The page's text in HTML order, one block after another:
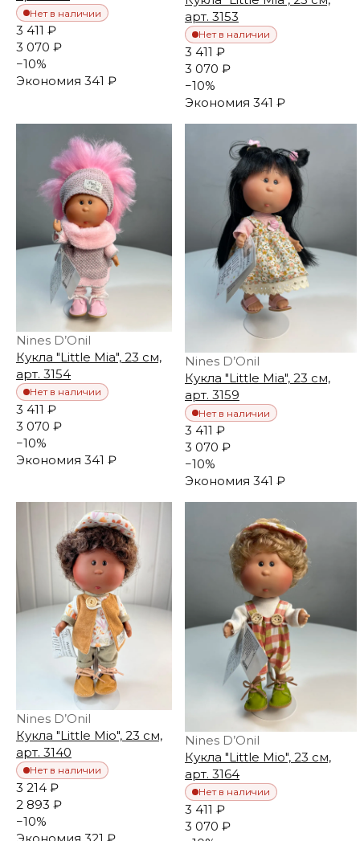
Нет в наличии
3 411 ₽
3 070 ₽
−10%
Экономия 341 ₽
арт. 3153
Нет в наличии
3 411 ₽
3 070 ₽
−10%
Экономия 341 ₽
Nines D’Onil
Кукла "Little Mia", 23 см,
арт. 3154
Нет в наличии
3 411 ₽
3 070 ₽
−10%
Экономия 341 ₽
Nines D’Onil
Кукла "Little Mia", 23 см,
арт. 3159
Нет в наличии
3 411 ₽
3 070 ₽
−10%
Экономия 341 ₽
Nines D’Onil
Кукла "Little Mio", 23 см,
арт. 3140
Нет в наличии
3 214 ₽
2 893 ₽
−10%
Nines D’Onil
Кукла "Little Mio", 23 см,
арт. 3164
Нет в наличии
3 411 ₽
3 070 ₽